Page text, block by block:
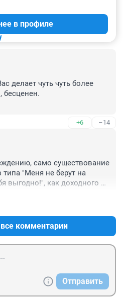
в профиле
делает чуть чуть более
бесценен.
которая забирала 60% моей
глобально переписала
я получила норамльно
раз в жизни смогла
к теплому морю.
+6 –14
само существование
"Меня не берут на
выгодно!", как доходного
комментарии
Отправить